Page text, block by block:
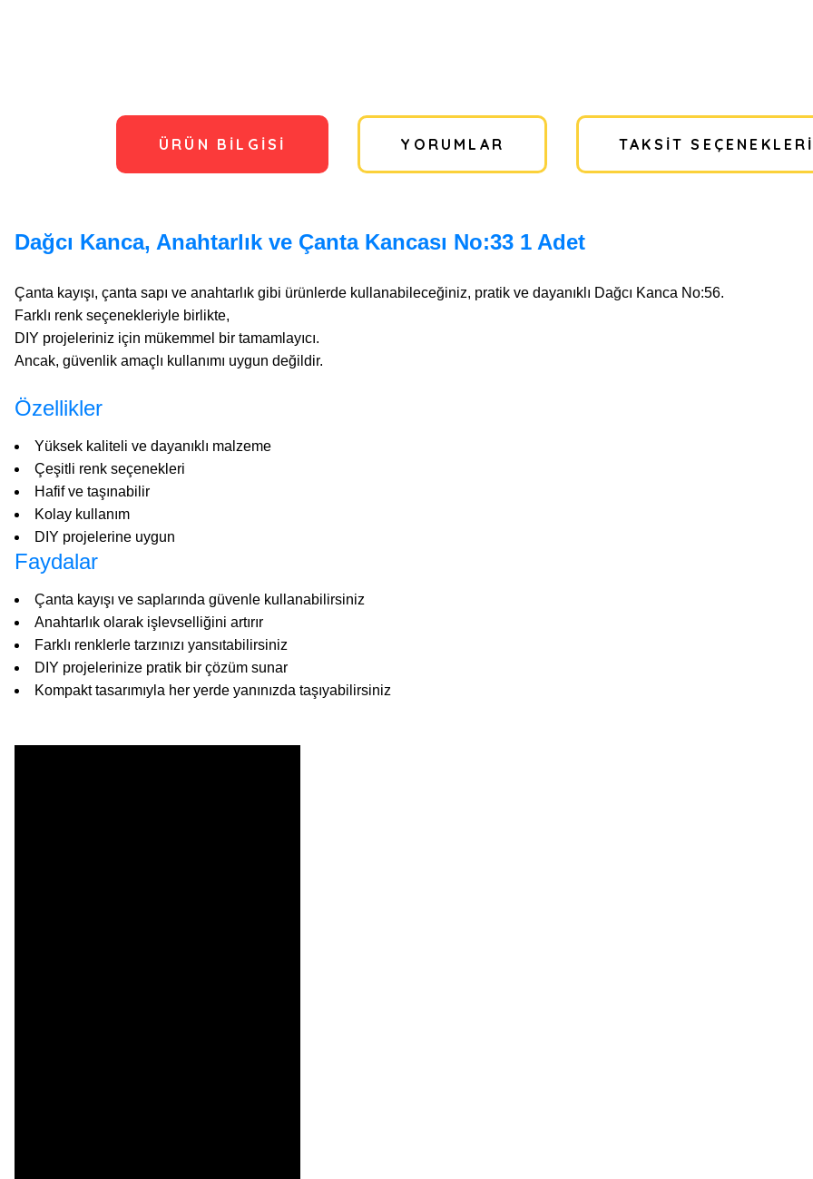
ÜRÜN BILGISI YORUMLAR TAKSIT SEÇENEKLERI
Dağcı Kanca, Anahtarlık ve Çanta Kancası No:33 1 Adet
Çanta kayışı, çanta sapı ve anahtarlık gibi ürünlerde kullanabileceğiniz, pratik ve dayanıklı Dağcı Kanca No:56.
Farklı renk seçenekleriyle birlikte,
DIY projeleriniz için mükemmel bir tamamlayıcı.
Ancak, güvenlik amaçlı kullanımı uygun değildir.
Özellikler
Yüksek kaliteli ve dayanıklı malzeme
Çeşitli renk seçenekleri
Hafif ve taşınabilir
Kolay kullanım
DIY projelerine uygun
Faydalar
Çanta kayışı ve saplarında güvenle kullanabilirsiniz
Anahtarlık olarak işlevselliğini artırır
Farklı renklerle tarzınızı yansıtabilirsiniz
DIY projelerinize pratik bir çözüm sunar
Kompakt tasarımıyla her yerde yanınızda taşıyabilirsiniz